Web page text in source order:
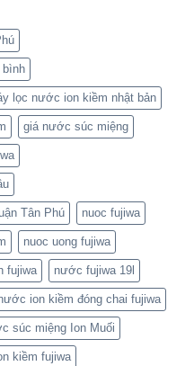
bình
lọc nước ion kiềm nhật bản
giá nước súc miệng
Tân Phú nuoc fujiwa
nuoc uong fujiwa
fujiwa nước fujiwa 19l
ion kiềm đóng chai fujiwa
súc miệng Ion Muối
kiềm fujiwa